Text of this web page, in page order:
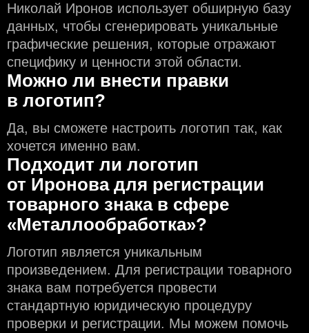
Николай Иронов использует обширную базу
данных, чтобы сгенерировать уникальные
графические решения, которые отражают
специфику и ценности этой области.
Можно ли внести правки
в логотип?
Да, вы сможете настроить логотип так, как
хочется именно вам.
Подходит ли логотип
от Иронова для регистрации
товарного знака в сфере
«Металлообработка»?
Логотип является уникальным
произведением. Для регистрации товарного
знака вам потребуется провести
стандартную юридическую процедуру
проверки и регистрации. Мы можем помочь